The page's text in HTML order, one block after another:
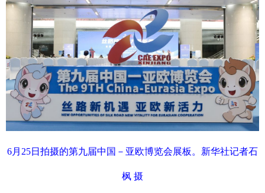
6月25日拍摄的第九届中国－亚欧博览会展板。新华社记者石
枫 摄